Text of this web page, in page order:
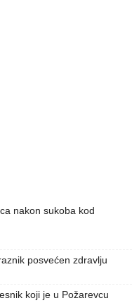
nakon sukoba kod
posvećen zdravlju
koji je u Požarevcu